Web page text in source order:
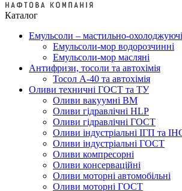
Каталог
Емульсоли – мастильно-
Емульсоли-мор водорозчинні
Емульсоли-мор масляні
Антифризи, тосоли та автохімія
Тосол А-40 та автохімія
Оливи техничні ГОСТ та ТУ
Оливи вакуумні ВМ
Оливи гідравлічні HLP
Оливи гідравлічні ГОСТ
Оливи індустріальні ІГП та
Оливи індустріальні ГОСТ
Оливи компресорні
Оливи консерваційні
Оливи моторні автомобільні
Оливи моторні ГОСТ